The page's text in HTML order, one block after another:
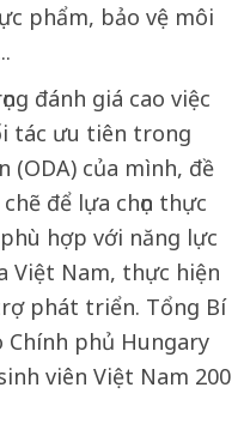
phẩm, bảo vệ môi
đánh giá cao việc
tác ưu tiên trong
của mình, đề
để lựa chọn thực
hợp với năng lực
Việt Nam, thực hiện
phát triển. Tổng Bí
Chính phủ Hungary
viên Việt Nam 200